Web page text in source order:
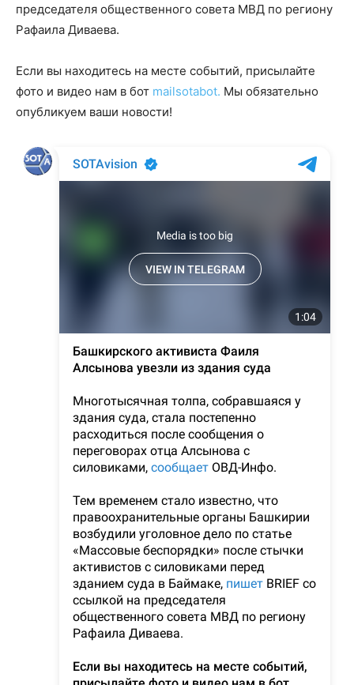
председателя общественного совета МВД по региону
Рафаила Диваева.
Если вы находитесь на месте событий, присылайте
фото и видео нам в бот mailsotabot. Мы обязательно
опубликуем ваши новости!